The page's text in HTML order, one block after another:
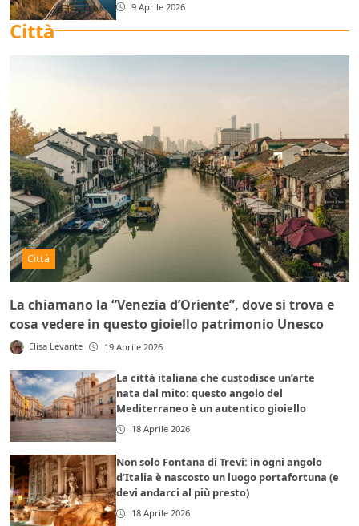
9 Aprile 2026
Città
Città
La chiamano la “Venezia d’Oriente”, dove si trova e
cosa vedere in questo gioiello patrimonio Unesco
Elisa Levante 19 Aprile 2026
La città italiana che custodisce un’arte
nata dal mito: questo angolo del
Mediterraneo è un autentico gioiello
18 Aprile 2026
Non solo Fontana di Trevi: in ogni angolo
d’Italia è nascosto un luogo portafortuna (e
devi andarci al più presto)
18 Aprile 2026